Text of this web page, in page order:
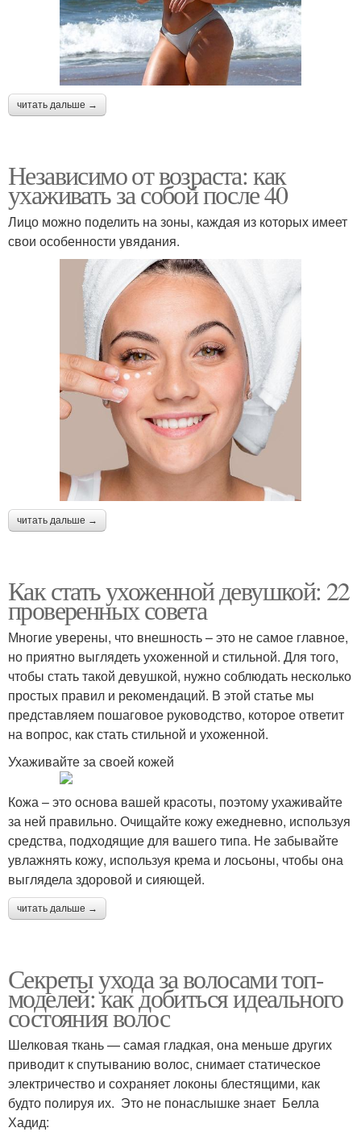
читать дальше →
Независимо от возраста: как
ухаживать за собой после 40
Лицо можно поделить на зоны, каждая из которых имеет
свои особенности увядания.
читать дальше →
Как стать ухоженной девушкой: 22
проверенных совета
Многие уверены, что внешность – это не самое главное,
но приятно выглядеть ухоженной и стильной. Для того,
чтобы стать такой девушкой, нужно соблюдать несколько
простых правил и рекомендаций. В этой статье мы
представляем пошаговое руководство, которое ответит
на вопрос, как стать стильной и ухоженной.
Ухаживайте за своей кожей
Кожа – это основа вашей красоты, поэтому ухаживайте
за ней правильно. Очищайте кожу ежедневно, используя
средства, подходящие для вашего типа. Не забывайте
увлажнять кожу, используя крема и лосьоны, чтобы она
выглядела здоровой и сияющей.
читать дальше →
Секреты ухода за волосами топ-
моделей: как добиться идеального
состояния волос
Шелковая ткань — самая гладкая, она меньше других
приводит к спутыванию волос, снимает статическое
электричество и сохраняет локоны блестящими, как
будто полируя их. Это не понаслышке знает Белла
Хадид: